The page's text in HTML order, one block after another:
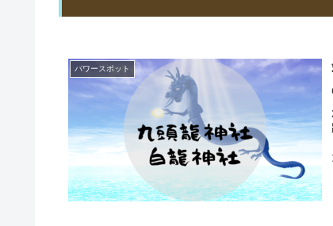
パワースポット